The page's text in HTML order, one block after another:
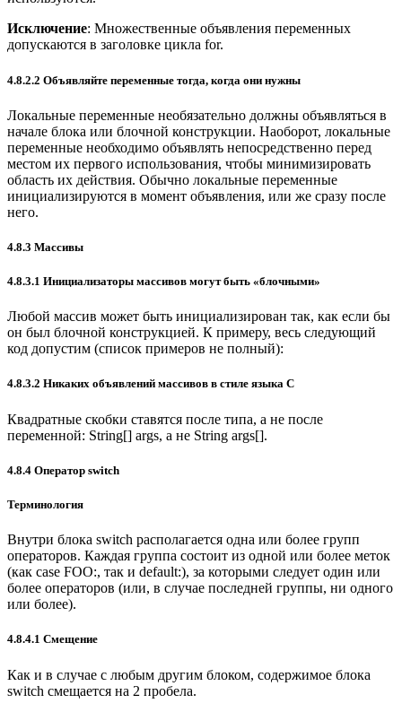
Исключение: Множественные объявления переменных
допускаются в заголовке цикла for.
4.8.2.2 Объявляйте переменные тогда, когда они нужны
Локальные переменные необязательно должны объявляться в
начале блока или блочной конструкции. Наоборот, локальные
переменные необходимо объявлять непосредственно перед
местом их первого использования, чтобы минимизировать
область их действия. Обычно локальные переменные
инициализируются в момент объявления, или же сразу после
него.
4.8.3 Массивы
4.8.3.1 Инициализаторы массивов могут быть «блочными»
Любой массив может быть инициализирован так, как если бы
он был блочной конструкцией. К примеру, весь следующий
код допустим (список примеров не полный):
4.8.3.2 Никаких объявлений массивов в стиле языка С
Квадратные скобки ставятся после типа, а не после
переменной: String[] args, а не String args[].
4.8.4 Оператор switch
Терминология
Внутри блока switch располагается одна или более групп
операторов. Каждая группа состоит из одной или более меток
(как case FOO:, так и default:), за которыми следует один или
более операторов (или, в случае последней группы, ни одного
или более).
4.8.4.1 Смещение
Как и в случае с любым другим блоком, содержимое блока
switch смещается на 2 пробела.